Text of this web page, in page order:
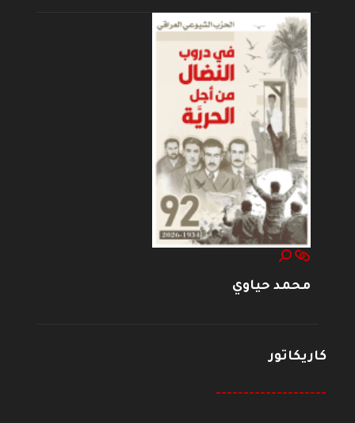
محمد حياوي
كاريكاتور
--------------------